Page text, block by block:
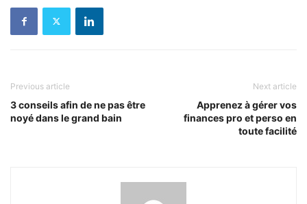
Previous article
3 conseils afin de ne pas être
noyé dans le grand bain
Next article
Apprenez à gérer vos
finances pro et perso en
toute facilité